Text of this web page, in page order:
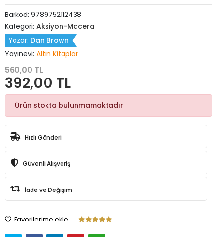
Barkod: 9789752112438
Kategori: Aksiyon-Macera
Yazar: Dan Brown
Yayınevi: Altın Kitaplar
560,00 TL
392,00 TL
Ürün stokta bulunmamaktadır.
Hızlı Gönderi
Güvenli Alışveriş
İade ve Değişim
Favorilerime ekle